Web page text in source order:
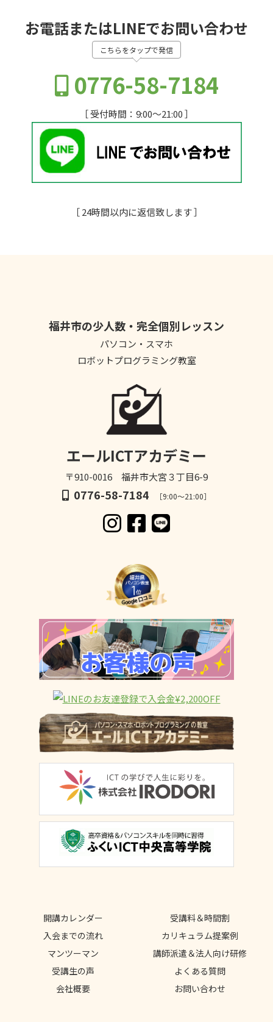
お電話またはLINEでお問い合わせ
こちらをタップで発信
0776-58-7184
［ 受付時間：9:00～21:00 ］
［ 24時間以内に返信致します ］
福井市の少人数・完全個別レッスン
パソコン・スマホ
ロボットプログラミング教室
エールICTアカデミー
〒910-0016 福井市大宮３丁目6-9
0776-58-7184 ［9:00～21:00］
開講カレンダー
受講料＆時間割
入会までの流れ
カリキュラム提案例
マンツーマン
講師派遣＆法人向け研修
受講生の声
よくある質問
会社概要
お問い合わせ